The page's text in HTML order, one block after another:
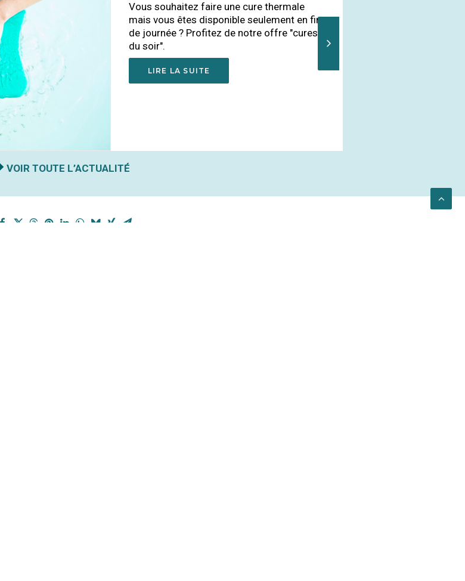
Vous souhaitez faire une cure thermale
mais vous êtes disponible seulement en fin
de journée ? Profitez de notre offre "cures
du soir".
LIRE LA SUITE
VOIR TOUTE L’ACTUALITÉ